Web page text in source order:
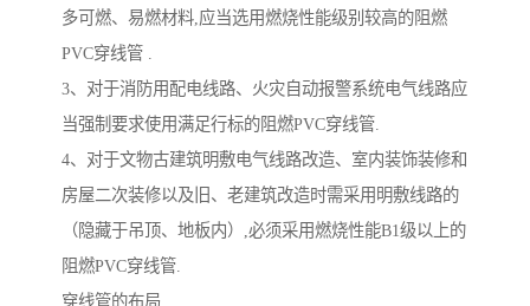
多可燃、易燃材料,应当选用燃烧性能级别较高的阻燃
PVC穿线管 .
3、对于消防用配电线路、火灾自动报警系统电气线路应
当强制要求使用满足行标的阻燃PVC穿线管.
4、对于文物古建筑明敷电气线路改造、室内装饰装修和
房屋二次装修以及旧、老建筑改造时需采用明敷线路的
（隐藏于吊顶、地板内）,必须采用燃烧性能B1级以上的
阻燃PVC穿线管.
穿线管的布局